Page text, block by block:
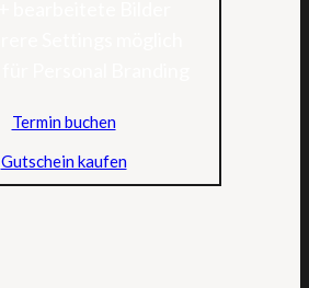
Termin buchen
Gutschein kaufen